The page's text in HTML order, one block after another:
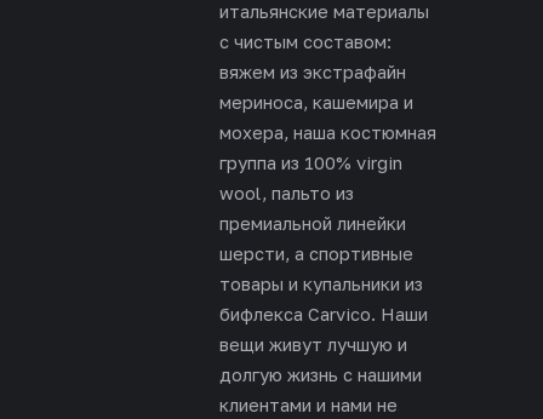
итальянские материалы
с чистым составом:
вяжем из экстрафайн
мериноса, кашемира и
мохера, наша костюмная
группа из 100% virgin
wool, пальто из
премиальной линейки
шерсти, а спортивные
товары и купальники из
бифлекса Carvico. Наши
вещи живут лучшую и
долгую жизнь с нашими
клиентами и нами не